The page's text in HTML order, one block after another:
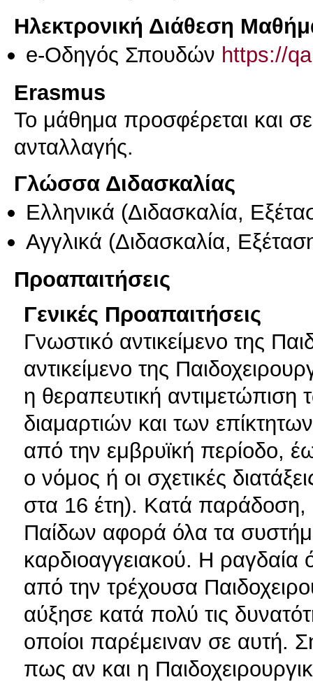
Ηλεκτρονική Διάθεση
e-Οδηγός Σπουδών https://
Erasmus
Το μάθημα προσφέρεται και
ανταλλαγής.
Γλώσσα Διδασκαλίας
Ελληνικά (Διδασκαλία,
Αγγλικά (Διδασκαλία,
Προαπαιτήσεις
Γενικές Προαπαιτήσεις
Γνωστικό αντικείμενο της
αντικείμενο της
η θεραπευτική
διαμαρτιών και των
από την εμβρυϊκή περίοδο,
ο νόμος ή οι σχετικές
στα 16 έτη). Κατά παράδοση,
Παίδων αφορά όλα τα
καρδιοαγγειακού. Η ραγδαία
από την τρέχουσα
αύξησε κατά πολύ τις
οποίοι παρέμειναν σε αυτή.
πως αν και η